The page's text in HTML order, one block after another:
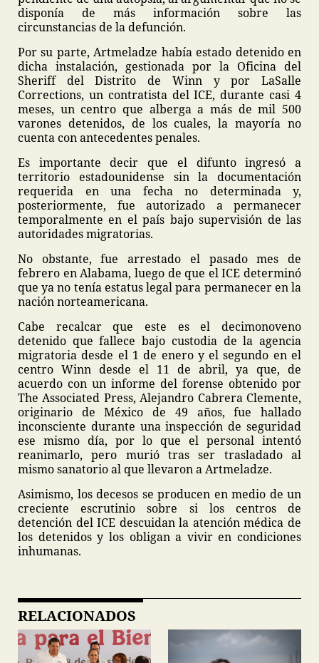
disponía de más información sobre las
circunstancias de la defunción.
Por su parte, Artmeladze había estado detenido en
dicha instalación, gestionada por la Oficina del
Sheriff del Distrito de Winn y por LaSalle
Corrections, un contratista del ICE, durante casi 4
meses, un centro que alberga a más de mil 500
varones detenidos, de los cuales, la mayoría no
cuenta con antecedentes penales.
Es importante decir que el difunto ingresó a
territorio estadounidense sin la documentación
requerida en una fecha no determinada y,
posteriormente, fue autorizado a permanecer
temporalmente en el país bajo supervisión de las
autoridades migratorias.
No obstante, fue arrestado el pasado mes de
febrero en Alabama, luego de que el ICE determinó
que ya no tenía estatus legal para permanecer en la
nación norteamericana.
Cabe recalcar que este es el decimonoveno
detenido que fallece bajo custodia de la agencia
migratoria desde el 1 de enero y el segundo en el
centro Winn desde el 11 de abril, ya que, de
acuerdo con un informe del forense obtenido por
The Associated Press, Alejandro Cabrera Clemente,
originario de México de 49 años, fue hallado
inconsciente durante una inspección de seguridad
ese mismo día, por lo que el personal intentó
reanimarlo, pero murió tras ser trasladado al
mismo sanatorio al que llevaron a Artmeladze.
Asimismo, los decesos se producen en medio de un
creciente escrutinio sobre si los centros de
detención del ICE descuidan la atención médica de
los detenidos y los obligan a vivir en condiciones
inhumanas.
RELACIONADOS